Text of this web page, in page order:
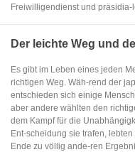
Freiwilligendienst und präsidia-
Der leichte Weg und
Es gibt im Leben eines jeden
richtigen Weg. Wäh-rend der
entschieden sich einige
aber andere wählten den
dem Kampf für die
Ent-scheidung sie trafen,
Ende zu völlig ande-ren